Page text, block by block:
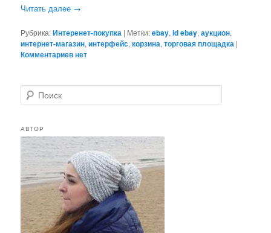
Читать далее →
Рубрика:Интеренет-покупка | Метки:ebay,id ebay,аукцион,
интернет-магазин,интерфейс,корзина,торговая площадка |
Комментариев нет
о
с
к
АВТОР